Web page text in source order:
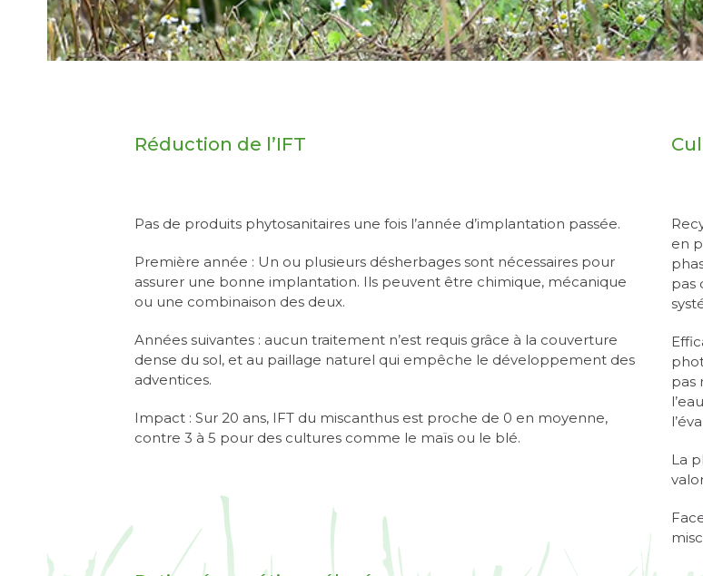
Réduction de l’IFT
Pas de produits phytosanitaires une fois l’année d’implantation passée.
Première année : Un ou plusieurs désherbages sont nécessaires pour
assurer une bonne implantation. Ils peuvent être chimique, mécanique
ou une combinaison des deux.
Années suivantes : aucun traitement n’est requis grâce à la couverture
dense du sol, et au paillage naturel qui empêche le développement des
adventices.
Impact : Sur 20 ans, IFT du miscanthus est proche de 0 en moyenne,
contre 3 à 5 pour des cultures comme le maïs ou le blé.
en
pas
pas
La